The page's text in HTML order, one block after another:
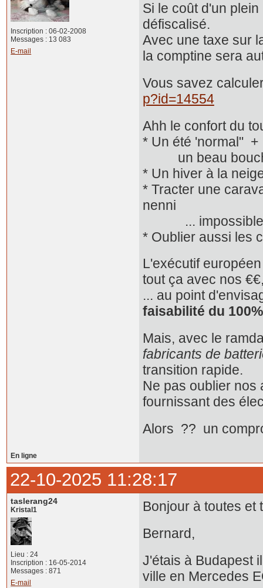
Inscription : 06-02-2008
Messages : 13 083
E-mail
Si le coût d'un
défiscalisé.
Avec une taxe sur
la comptine sera
Vous savez
p?id=14554
Ahh le confort du
* Un été 'normal"
un beau
* Un hiver à la
* Tracter une
nenni
... impossible
* Oublier aussi les
L'exécutif
tout ça avec nos
... au point
faisabilité du
Mais, avec le
fabricants de
transition rapide.
Ne pas oublier nos
fournissant des
Alors ?? un
En ligne
22-10-2025 11:28:17
taslerang24
Kristal1
Lieu : 24
Inscription : 16-05-2014
Messages : 871
E-mail
Bonjour à toutes et
Bernard,
J'étais à Budapest
ville en Mercedes